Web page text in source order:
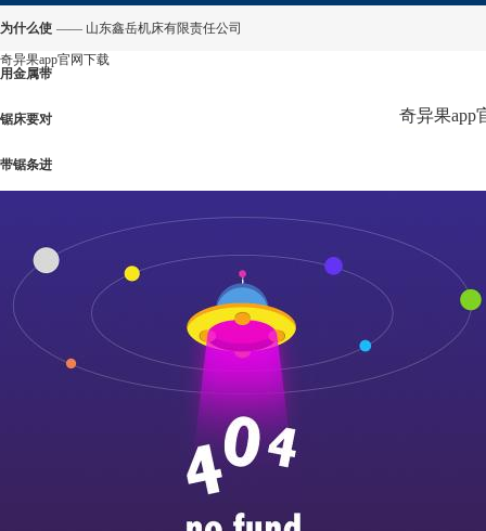
为什么使
用金属带
锯床要对
带锯条进
异果app
官网下载
—— 山东鑫岳机床有限责任公司
奇异果app官网下载
奇异果app